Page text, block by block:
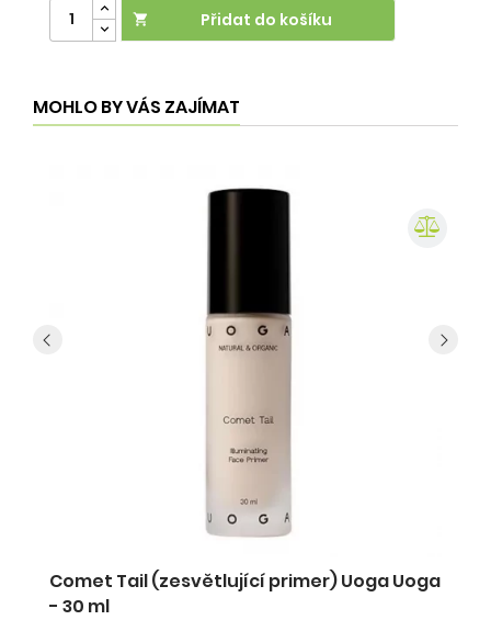
 Přidat do košíku
MOHLO BY VÁS ZAJÍMAT
Comet Tail (zesvětlující primer) Uoga Uoga
- 30 ml